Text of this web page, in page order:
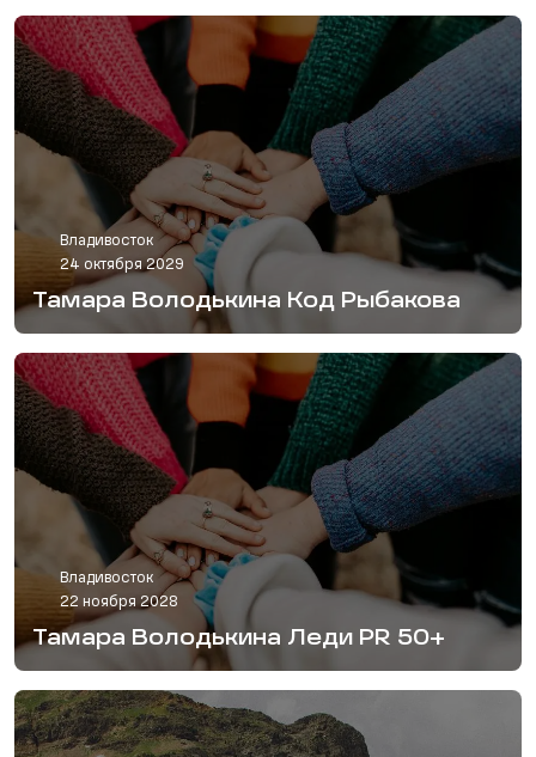
Владивосток
24 октября 2029
Тамара Володькина Код Рыбакова
Владивосток
22 ноября 2028
Тамара Володькина Леди PR 50+